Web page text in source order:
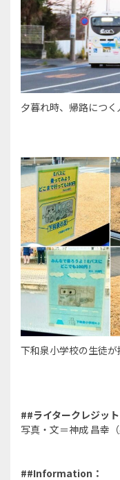
夕暮れ時、帰路につ
下和泉小学校の生徒
##ライタークレジット
写真・文＝神成 昌幸
##Information ：